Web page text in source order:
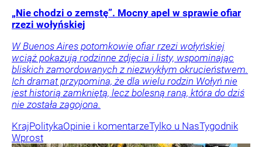
„Nie chodzi o zemstę”. Mocny apel w sprawie ofiar
rzezi wołyńskiej
W Buenos Aires potomkowie ofiar rzezi wołyńskiej
wciąż pokazują rodzinne zdjęcia i listy, wspominając
bliskich zamordowanych z niezwykłym okrucieństwem.
Ich dramat przypomina, że dla wielu rodzin Wołyń nie
jest historią zamkniętą, lecz bolesną raną, która do dziś
nie została zagojona.
KrajPolitykaOpinie i komentarzeTylko u NasTygodnik
Wprost